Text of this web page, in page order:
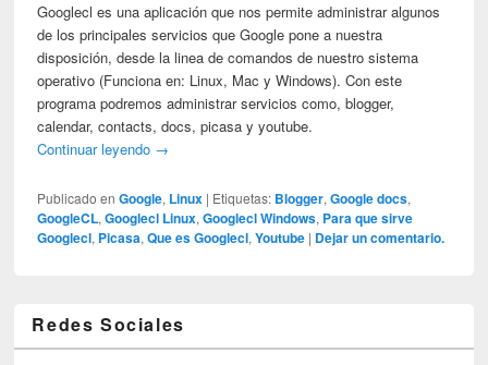
Googlecl es una aplicación que nos permite administrar algunos
de los principales servicios que Google pone a nuestra
disposición, desde la linea de comandos de nuestro sistema
operativo (Funciona en: Linux, Mac y Windows). Con este
programa podremos administrar servicios como, blogger,
calendar, contacts, docs, picasa y youtube.
Continuar leyendo →
Publicado en Google, Linux | Etiquetas: Blogger,Google docs,
GoogleCL,Googlecl Linux,Googlecl Windows, Para que sirve
Googlecl, Picasa,Que es Googlecl,Youtube | Dejar un comentario.
Redes Sociales